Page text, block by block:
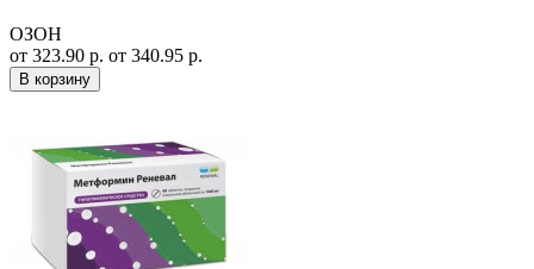
ОЗОН
от 323.90 р. от 340.95 р.
В корзину